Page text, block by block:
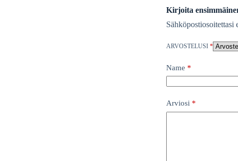
Kirjoita
Sähköpostiosoitettasi
ARVOSTELUSI*
Name *
Arviosi *